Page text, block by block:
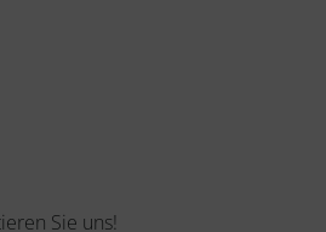
Sie uns!